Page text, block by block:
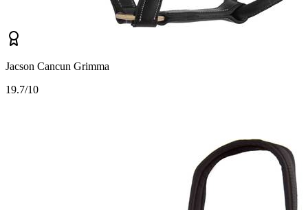
Jacson Cancun Grimma
19.7/10